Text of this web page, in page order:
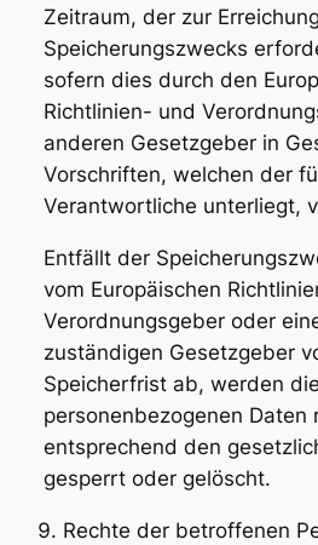
Zeitraum, der zur
Speicherungszwecks
sofern dies durch den
Richtlinien- und
anderen Gesetzgeber in
Vorschriften, welchen der
Verantwortliche unterliegt,
Entfällt der
vom Europäischen
Verordnungsgeber oder
zuständigen Gesetzgeber
Speicherfrist ab, werden die
personenbezogenen Daten
entsprechend den
gesperrt oder gelöscht.
Rechte der betroffenen